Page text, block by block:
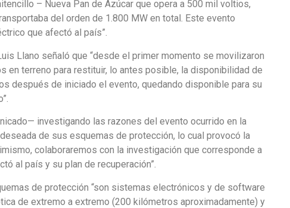
– Nueva Pan de Azúcar que opera a 500 mil voltios,
del orden de 1.800 MW en total. Este evento
que afectó al país”.
Llano señaló que “desde el primer momento se movilizaron
en terreno para restituir, lo antes posible, la disponibilidad de
después de iniciado el evento, quedando disponible para su
investigando las razones del evento ocurrido en la
de sus esquemas de protección, lo cual provocó la
colaboraremos con la investigación que corresponde a
al país y su plan de recuperación”.
de protección “son sistemas electrónicos y de software
de extremo a extremo (200 kilómetros aproximadamente) y